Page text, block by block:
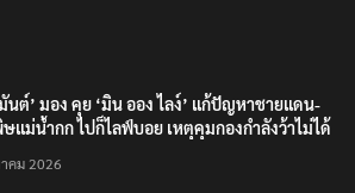
นต์’ มอง คุย ‘มิน ออง ไลง์’ แก้ปัญหาชายแดน-
แม่น้ำกก ไปก็ไลฟ์บอย เหตุคุมกองกำลังว้าไม่ได้
คม 2026